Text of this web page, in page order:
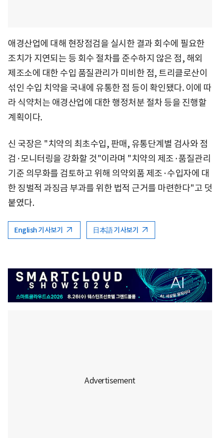
애경산업에 대해 현장점검을 실시한 결과 회수에 필요한
조치가 지연되는 등 회수 절차를 준수하지 않은 점, 해외
제조소에 대한 수입 품질관리가 미비한 점, 트리클로산이
섞인 수입 치약을 국내에 유통한 점 등이 확인됐다. 이에 따
라 식약처는 애경산업에 대한 행정처분 절차 등을 진행할
계획이다.
신 국장은 "치약의 최초수입, 판매, 유통단계별 검사와 점
검·모니터링을 강화할 것"이라며 "치약의 제조·품질관리
기준 의무화를 검토하고 위해 의약외품 제조·수입자에 대
한 징벌적 과징금 부과를 위한 법적 근거를 마련한다"고 덧
붙였다.
English 기사보기 日本語 기사보기